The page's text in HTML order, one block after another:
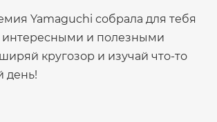
Yamaguchi собрала для тебя
интересными и полезными
кругозор и изучай что-то
день!